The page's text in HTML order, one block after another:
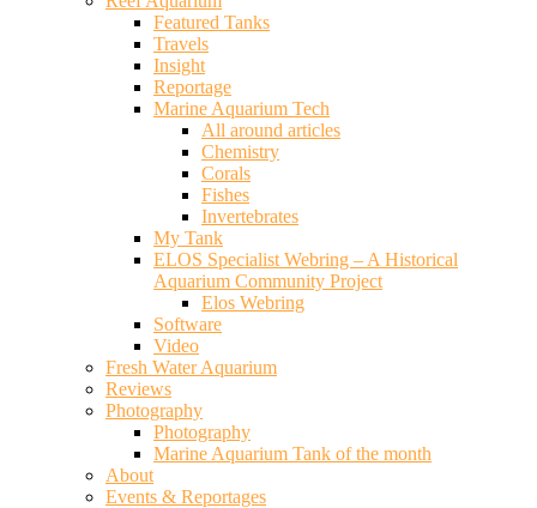
Featured Tanks
Travels
Insight
Reportage
Marine Aquarium Tech
All around articles
Chemistry
Corals
Fishes
Invertebrates
My Tank
ELOS Specialist Webring – A Historical
Aquarium Community Project
Elos Webring
Software
Video
Fresh Water Aquarium
Reviews
Photography
Photography
Marine Aquarium Tank of the month
About
Events & Reportages